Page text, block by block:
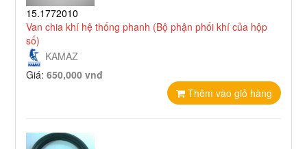
15.1772010
Van chia khí hệ thống phanh (Bộ phận phối khí của hộp
số)
KAMAZ
Giá:650,000 vnđ
Thêm vào giỏ hàng